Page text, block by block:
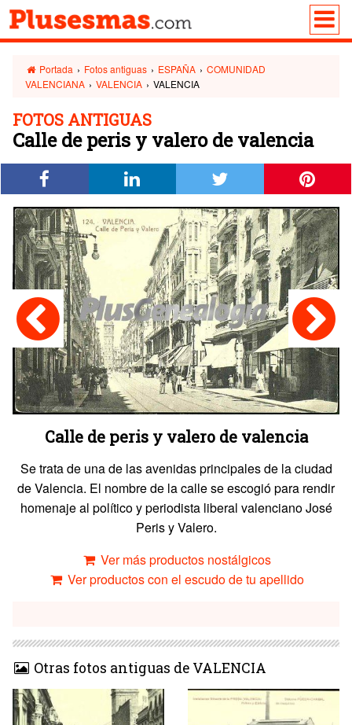
Portada › Fotos antiguas › ESPAÑA › COMUNIDAD
VALENCIANA › VALENCIA › VALENCIA
FOTOS ANTIGUAS
Calle de peris y valero de valencia
Calle de peris y valero de valencia
Se trata de una de las avenidas principales de la ciudad
de Valencia. El nombre de la calle se escogió para rendir
homenaje al político y periodista liberal valenciano José
Peris y Valero.
Ver más productos nostálgicos
Ver productos con el escudo de tu apellido
Otras fotos antiguas de VALENCIA